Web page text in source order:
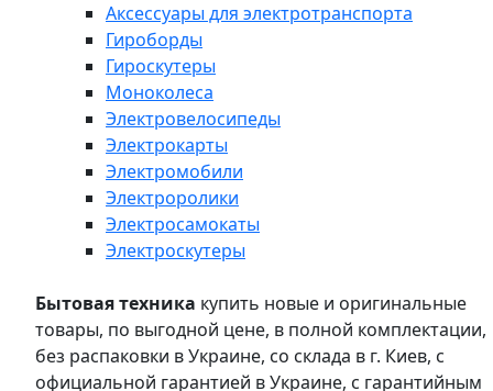
Аксессуары для электротранспорта
Гироборды
Гироскутеры
Моноколеса
Электровелосипеды
Электрокарты
Электромобили
Электроролики
Электросамокаты
Электроскутеры
Бытовая техника купить новые и оригинальные
товары, по выгодной цене, в полной комплектации,
без распаковки в Украине, со склада в г. Киев, с
официальной гарантией в Украине, с гарантийным